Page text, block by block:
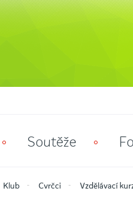
Soutěže
Klub Cvrčci Vzdělávací